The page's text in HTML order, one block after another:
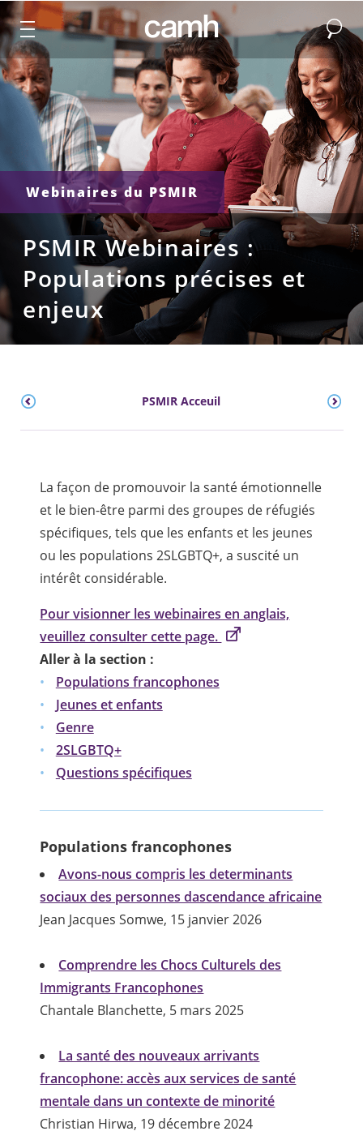
CAMH logo
Webinaires du PSMIR
PSMIR Webinaires :
Populations précises et
enjeux
PSMIR Acceuil
La façon de promouvoir la santé émotionnelle
et le bien-être parmi des groupes de réfugiés
spécifiques, tels que les enfants et les jeunes
ou les populations 2SLGBTQ+, a suscité un
intérêt considérable.
Pour visionner les webinaires en anglais,
veuillez consulter cette page.
Aller à la section :
Populations francophones
Jeunes et enfants
Genre
2SLGBTQ+
Questions spécifiques
Populations francophones
Avons-nous compris les determinants
sociaux des personnes dascendance africaine
Jean Jacques Somwe, 15 janvier 2026
Comprendre les Chocs Culturels des
Immigrants Francophones
Chantale Blanchette, 5 mars 2025
La santé des nouveaux arrivants
francophone: accès aux services de santé
mentale dans un contexte de minorité
Christian Hirwa, 19 décembre 2024